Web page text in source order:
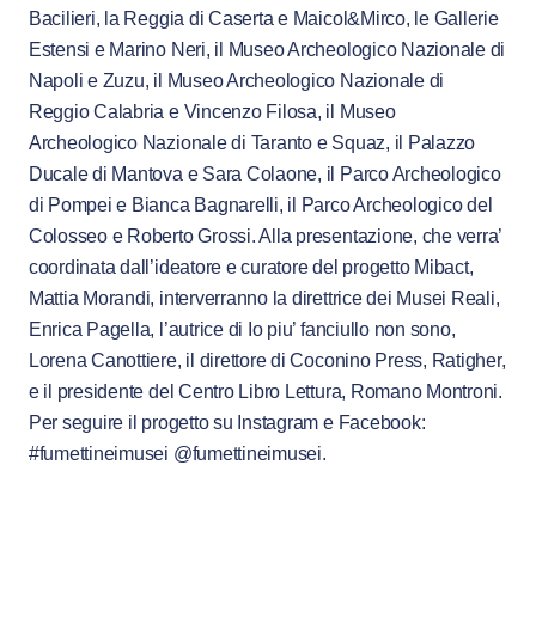
Bacilieri, la Reggia di Caserta e Maicol&Mirco, le Gallerie
Estensi e Marino Neri, il Museo Archeologico Nazionale di
Napoli e Zuzu, il Museo Archeologico Nazionale di
Reggio Calabria e Vincenzo Filosa, il Museo
Archeologico Nazionale di Taranto e Squaz, il Palazzo
Ducale di Mantova e Sara Colaone, il Parco Archeologico
di Pompei e Bianca Bagnarelli, il Parco Archeologico del
Colosseo e Roberto Grossi. Alla presentazione, che verra’
coordinata dall’ideatore e curatore del progetto Mibact,
Mattia Morandi, interverranno la direttrice dei Musei Reali,
Enrica Pagella, l’autrice di Io piu’ fanciullo non sono,
Lorena Canottiere, il direttore di Coconino Press, Ratigher,
e il presidente del Centro Libro Lettura, Romano Montroni.
Per seguire il progetto su Instagram e Facebook:
#fumettineimusei @fumettineimusei.